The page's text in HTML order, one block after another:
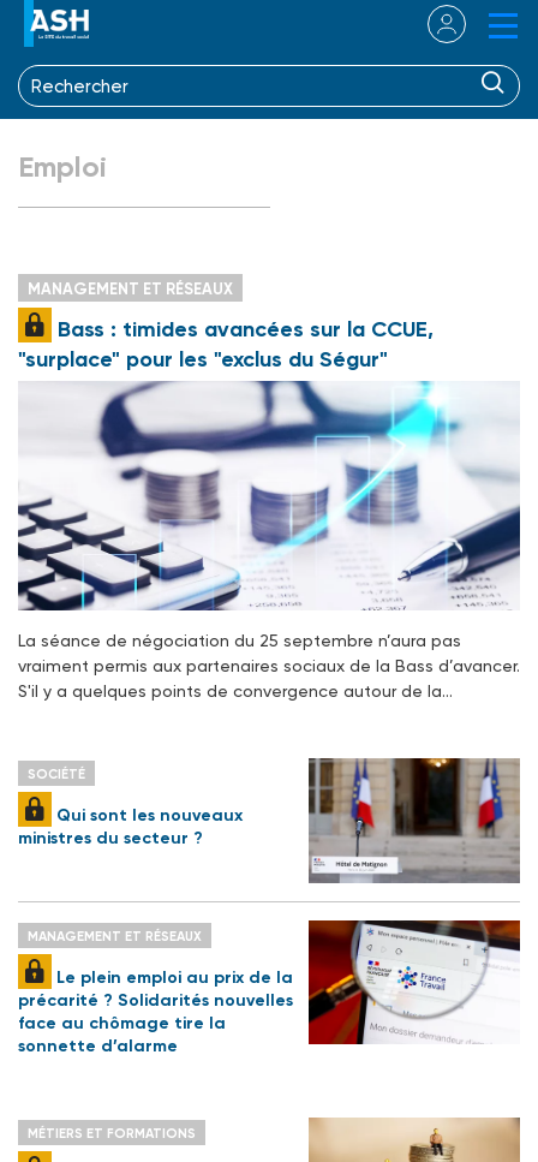
Emploi
MANAGEMENT ET RÉSEAUX
Bass : timides avancées sur la CCUE,
"surplace" pour les "exclus du Ségur"
La séance de négociation du 25 septembre n’aura pas
vraiment permis aux partenaires sociaux de la Bass d’avancer.
S'il y a quelques points de convergence autour de la…
SOCIÉTÉ
Qui sont les nouveaux
ministres du secteur ?
MANAGEMENT ET RÉSEAUX
Le plein emploi au prix de la
précarité ? Solidarités nouvelles
face au chômage tire la
sonnette d’alarme
MÉTIERS ET FORMATIONS